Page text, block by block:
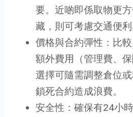
要。近啲即係取物更
藏，則可考慮交通便利
價格與合約彈性：比
額外費用（管理費、保
選擇可隨需調整倉位
鎖死合約造成浪費。
安全性：確保有24小